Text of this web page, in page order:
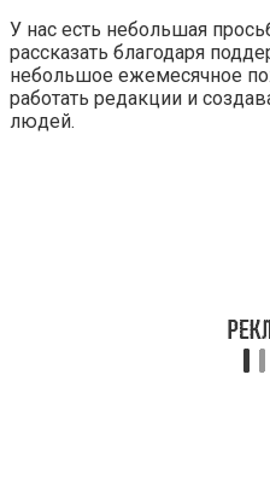
У нас есть небольшая
рассказать благодаря
небольшое ежемесячное
работать редакции и
людей.